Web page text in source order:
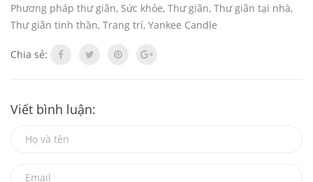
Phương pháp thư giãn, Sức khỏe, Thư giãn, Thư giãn tại nhà,
Thư giãn tinh thần, Trang trí, Yankee Candle
Chia sẻ:
Viết bình luận: